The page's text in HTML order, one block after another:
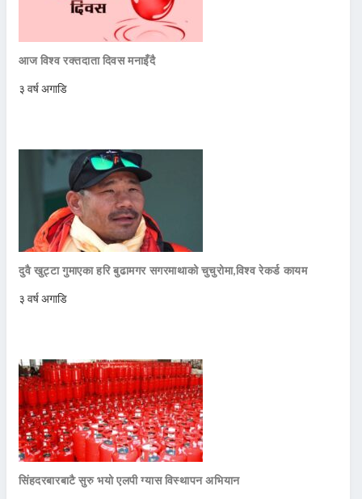
आज विश्व रक्तदाता दिवस मनाइँदै
३ वर्ष अगाडि
दुवै खुट्टा गुमाएका हरि बुढामगर सगरमाथाको चुचुरोमा,विश्व रेकर्ड कायम
३ वर्ष अगाडि
सिंहदरबारबाटै सुरु भयो एलपी ग्यास विस्थापन अभियान